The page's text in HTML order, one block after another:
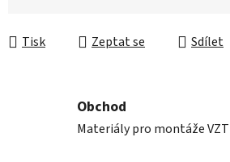
Tisk Zeptat se Sdílet
Obchod
Materiály pro montáže VZT